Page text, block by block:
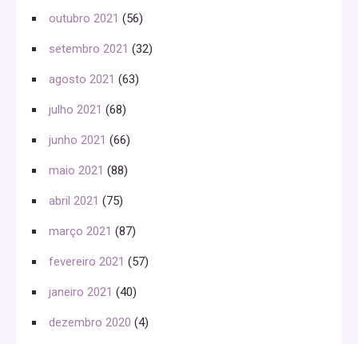
outubro 2021 (56)
setembro 2021 (32)
agosto 2021 (63)
julho 2021 (68)
junho 2021 (66)
maio 2021 (88)
abril 2021 (75)
março 2021 (87)
fevereiro 2021 (57)
janeiro 2021 (40)
dezembro 2020 (4)